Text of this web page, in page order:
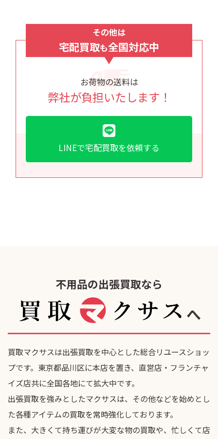
その他は
宅配買取も全国対応中
お荷物の送料は
弊社が負担いたします！
LINEで宅配買取を依頼する
不用品の出張買取なら
へ
買取マクサスは出張買取を中心とした総合リユースショッ
プです。東京都品川区に本店を置き、直営店・フランチャ
イズ店共に全国各地にて拡大中です。
出張買取を強みとしたマクサスは、その他などを始めとし
た各種アイテムの買取を常時強化しております。
また、大きくて持ち運びが大変な物の買取や、忙しくて店